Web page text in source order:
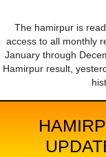
The hamirpur is
access to all monthly
January through
Hamirpur result,